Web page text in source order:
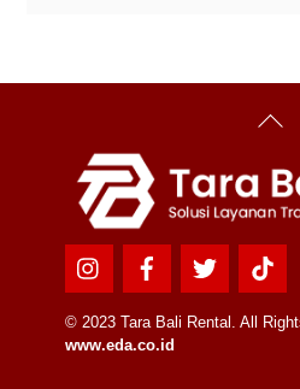
Back
Icon
label
Icon
label
Icon
label
Icon
label
© 2023 Tara Bali Rental. All
www.eda.co.id